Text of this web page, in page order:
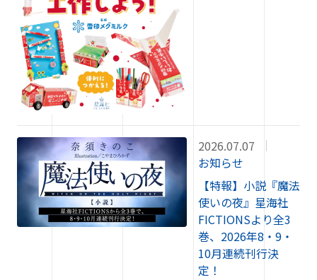
2026.07.07
お知らせ
【特報】小説『魔法
使いの夜』星海社
FICTIONSより全3
巻、2026年8・9・
10月連続刊行決
定！